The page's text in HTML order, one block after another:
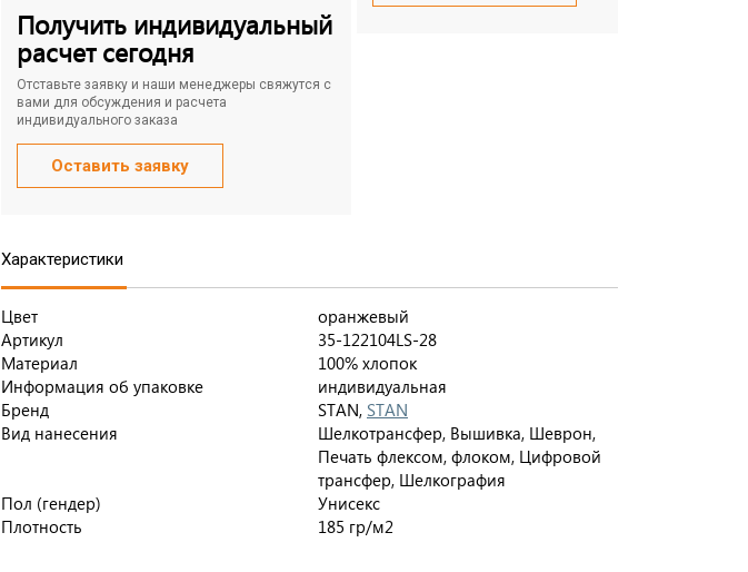
Получить индивидуальный
расчет сегодня
Отставьте заявку и наши менеджеры свяжутся с
вами для обсуждения и расчета
индивидуального заказа
Оставить заявку
Характеристики
Цвет
оранжевый
Артикул
35-122104LS-28
Материал
100% хлопок
Информация об упаковке
индивидуальная
Бренд
STAN, STAN
Вид нанесения
Шелкотрансфер, Вышивка, Шеврон,
Печать флексом, флоком, Цифровой
трансфер, Шелкография
Пол (гендер)
Унисекс
Плотность
185 гр/м2